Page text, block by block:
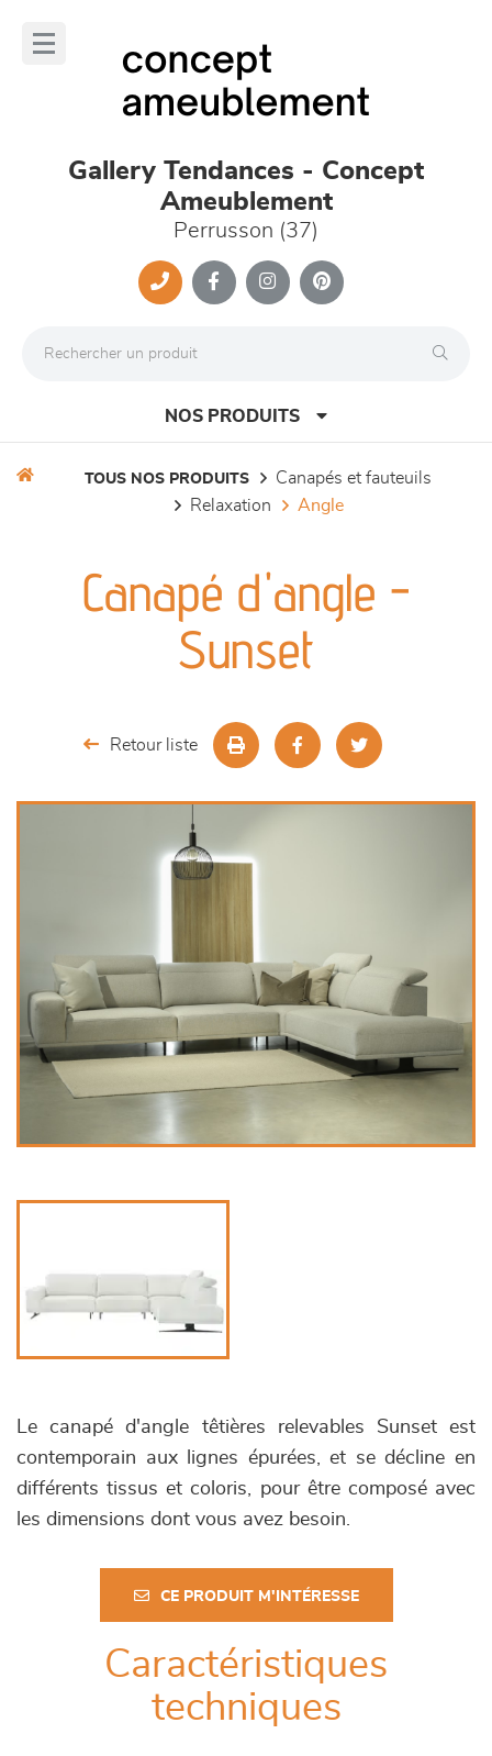
Gallery Tendances - Concept
Ameublement
Perrusson (37)
NOS PRODUITS
séjours
meubles de complément
TOUS NOS PRODUITS
canapés et fauteuils
relaxation
angle
Canapé d'angle -
Sunset
Retour liste
Le canapé d'angle têtières relevables Sunset est
contemporain aux lignes épurées, et se décline en
différents tissus et coloris, pour être composé avec
les dimensions dont vous avez besoin.
CE PRODUIT M'INTÉRESSE
Caractéristiques
techniques